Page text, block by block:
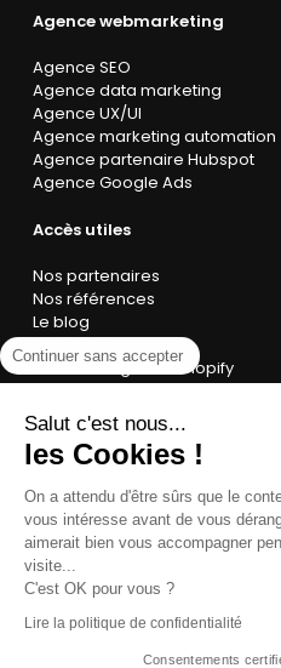
Agence webmarketing
Agence SEO
Agence data marketing
Agence UX/UI
Agence marketing automation
Agence partenaire Hubspot
Agence Google Ads
Accès utiles
Nos partenaires
Nos références
Le blog
On recrute
Meilleure agence Shopify
Continuer sans accepter
Salut c'est nous...
les Cookies !
On a attendu d'être sûrs que le
vous intéresse avant de vous
aimerait bien vous accompagner
visite...
C'est OK pour vous ?
Lire la politique de confidentialité
Consentements